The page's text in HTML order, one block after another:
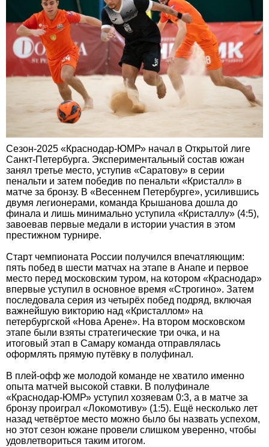
Сезон-2025 «Краснодар-ЮМР» начал в Открытой лиге
Санкт-Петербурга. Экспериментальный состав южан
занял третье место, уступив «Саратову» в серии
пенальти и затем победив по пенальти «Кристалл» в
матче за бронзу. В «Весеннем Петербурге», усилившись
двумя легионерами, команда Крышанова дошла до
финала и лишь минимально уступила «Кристаллу» (4:5),
завоевав первые медали в истории участия в этом
престижном турнире.
Старт чемпионата России получился впечатляющим:
пять побед в шести матчах на этапе в Анапе и первое
место перед московским туром, на котором «Краснодар»
впервые уступил в основное время «Строгино». Затем
последовала серия из четырёх побед подряд, включая
важнейшую викторию над «Кристаллом» на
петербургской «Нова Арене». На втором московском
этапе были взяты стратегические три очка, и на
итоговый этап в Самару команда отправлялась
оформлять прямую путёвку в полуфинал.
В плей-офф же молодой команде не хватило именно
опыта матчей высокой ставки. В полуфинале
«Краснодар-ЮМР» уступил хозяевам 0:3, а в матче за
бронзу проиграл «Локомотиву» (1:5). Ещё несколько лет
назад четвёртое место можно было бы назвать успехом,
но этот сезон южане провели слишком уверенно, чтобы
удовлетвориться таким итогом.